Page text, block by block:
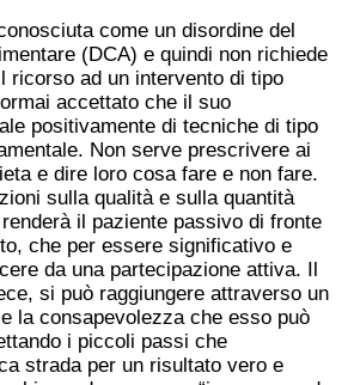
come un disordine del
(DCA) e quindi non richiede
ricorso ad un intervento di tipo
accettato che il suo
positivamente di tecniche di tipo
Non serve prescrivere ai
e dire loro cosa fare e non fare.
sulla qualità e sulla quantità
renderà il paziente passivo di fronte
che per essere significativo e
da una partecipazione attiva. Il
si può raggiungere attraverso un
la consapevolezza che esso può
i piccoli passi che
strada per un risultato vero e